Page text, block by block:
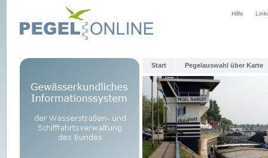
Hilfe
Start Pegelauswahl über Karte